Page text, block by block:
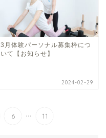
3月体験パーソナル募集枠につ
いて【お知らせ】
2024-02-29
6 ... 11